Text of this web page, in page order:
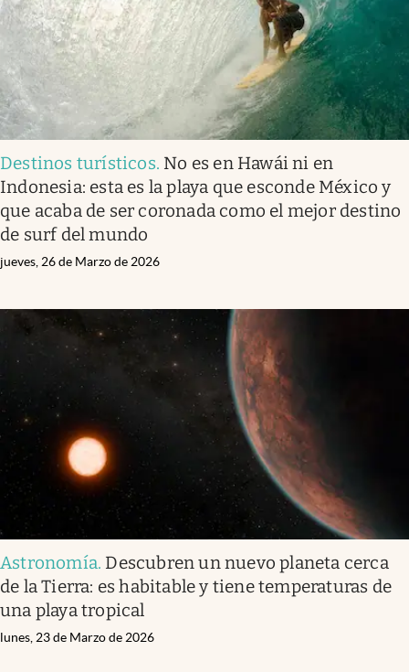
Destinos turísticos. No es en Hawái ni en
Indonesia: esta es la playa que esconde México y
que acaba de ser coronada como el mejor destino
de surf del mundo
jueves, 26 de Marzo de 2026
Astronomía. Descubren un nuevo planeta cerca
de la Tierra: es habitable y tiene temperaturas de
una playa tropical
lunes, 23 de Marzo de 2026